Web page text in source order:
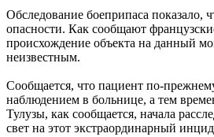
Обследование боеприпаса показало,
опасности. Как сообщают
происхождение объекта на данный
неизвестным.
Сообщается, что пациент по-
наблюдением в больнице, а тем
Тулузы, как сообщается, начала
свет на этот экстраординарный